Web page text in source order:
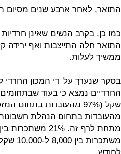
התואר, לאחר ארבע שנים מסיום התואר
כמו כן, בקרב הנשים שאינן
התואר חלה התייצבות ואף ירידה
ממשיך לעלות.
בסקר שנערך על ידי המכון החרדי
לחודש.